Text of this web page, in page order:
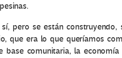
pero se están
que era lo que queríamos
base comunitaria, la